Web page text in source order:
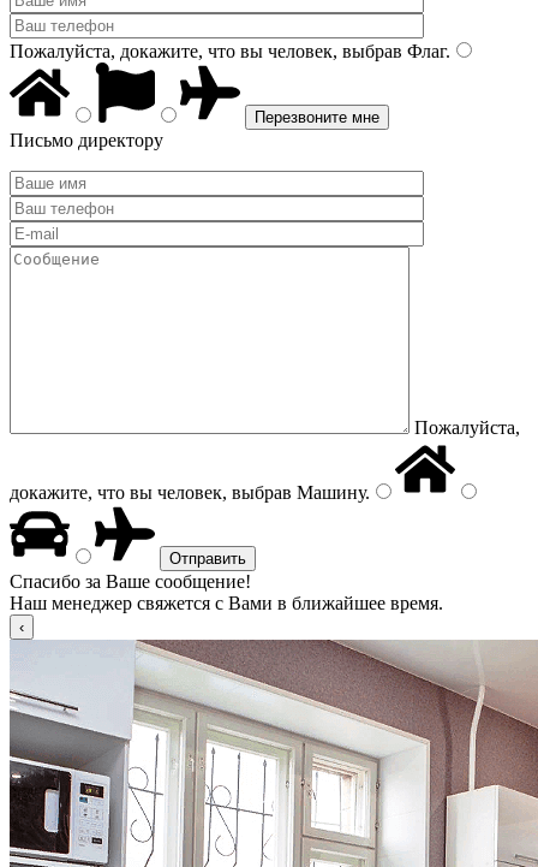
Пожалуйста, докажите, что вы человек, выбрав Флаг.
Письмо директору
Пожалуйста,
докажите, что вы человек, выбрав Машину.
Спасибо за Ваше сообщение!
Наш менеджер свяжется с Вами в ближайшее время.